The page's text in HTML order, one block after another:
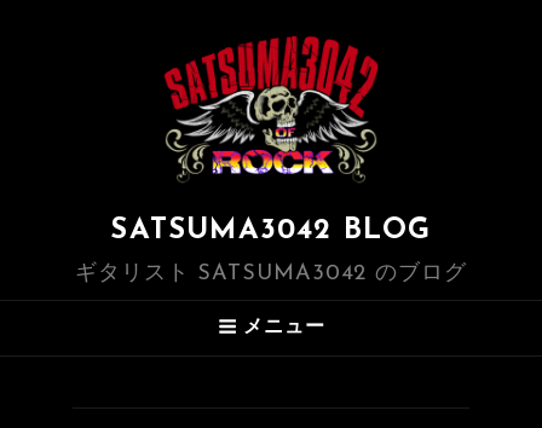
SATSUMA3042 BLOG
ギタリスト SATSUMA3042 のブログ
メニュー